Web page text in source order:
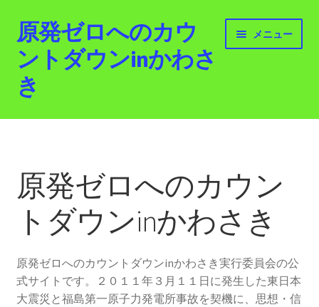
ナ
ビ
ゲ
ー
シ
キ
コ
ン
テ
ン
ツ
プ
原発ゼロへのカウ
ントダウンinかわさ
き
メニュー
ホーム
活動紹介
2012.3.11 「原発ゼロへのカウントダウンinかわさ
原発ゼロ金曜日行動 inかわさき
原発ゼロへのカウン
トダウンinかわさき
原発ゼロへのカウントダウンinかわさき実行委員会の公
式サイトです。２０１１年３月１１日に発生した東日本
大震災と福島第一原子力発電所事故を契機に、思想・信